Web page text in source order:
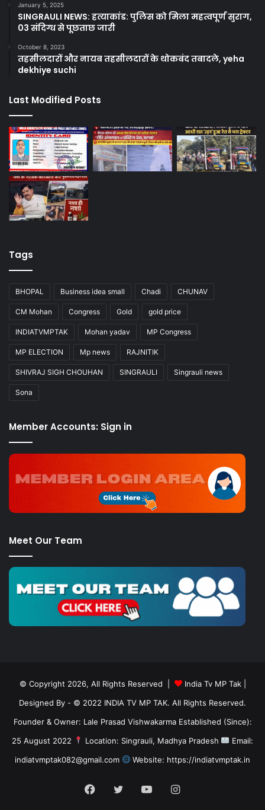
January 5, 2025
SINGRAULI NEWS: हत्याकांड: पुलिस को मिला महत्वपूर्ण सुराग,
03 संदिग्ध से पूछताछ जारी
October 8, 2023
तहसीलदारों और नायब तहसीलदारों के थोकबंद तबादले, yeha
dekhiye suchi
Last Modified Posts
Tags
BHOPAL Business idea small Chadi CHUNAV
CM Mohan Congress Gold gold price
INDIATVMPTAK Mohan yadav MP Congress
MP ELECTION Mp news RAJNITIK
SHIVRAJ SIGH CHOUHAN SINGRAULI Singrauli news
Sona
Member Accounts: Sign in
Meet Our Team
© Copyright 2026, All Rights Reserved | India Tv MP Tak|
Designed By - © 2022 INDIA TV MP TAK. All Rights Reserved.
Founder & Owner: Lale Prasad Vishwakarma Established (Since):
25 August 2022
Location: Singrauli, Madhya Pradesh
Email:
indiatvmptak082@gmail.com
Website: https://indiatvmptak.in
Facebook
TwitterYouTubeInstagram